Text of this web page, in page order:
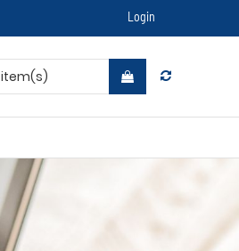
Login
item(s)